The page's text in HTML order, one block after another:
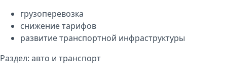
грузоперевозка
снижение тарифов
развитие транспортной инфраструктуры
Раздел: авто и транспорт